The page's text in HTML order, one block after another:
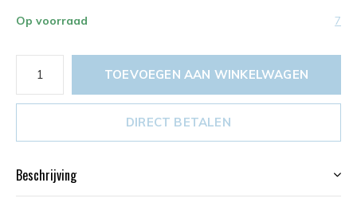
Op voorraad 7
TOEVOEGEN AAN WINKELWAGEN
DIRECT BETALEN
Beschrijving